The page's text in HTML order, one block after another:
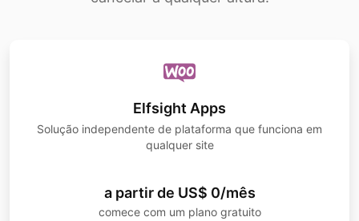
Elfsight Apps
Solução independente de plataforma que funciona em
qualquer site
a partir de US$ 0/mês
comece com um plano gratuito